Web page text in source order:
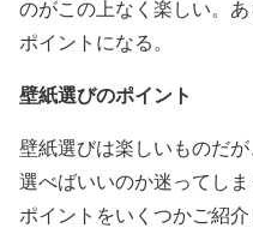
のがこの上なく楽しい。
ポイントになる。
壁紙選びのポイント
壁紙選びは楽しいものだ
選べばいいのか迷ってし
ポイントをいくつかご紹介